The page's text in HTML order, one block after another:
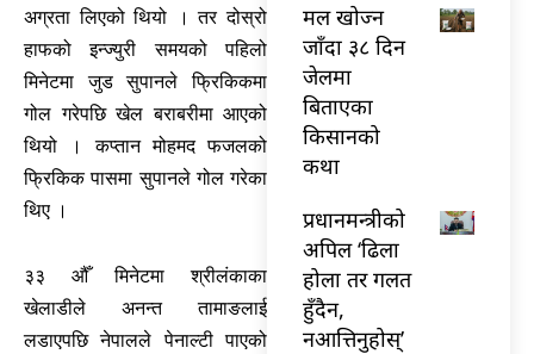
अग्रता लिएको थियो । तर दोस्रो
हाफको इन्ज्युरी समयको पहिलो
मिनेटमा जुड सुपानले फ्रिकिकमा
गोल गरेपछि खेल बराबरीमा आएको
थियो । कप्तान मोहमद फजलको
फ्रिकिक पासमा सुपानले गोल गरेका
थिए ।
३३ औँ मिनेटमा श्रीलंकाका
खेलाडीले अनन्त तामाङलाई
लडाएपछि नेपालले पेनाल्टी पाएको
मल खोज्न
जाँदा ३८ दिन
जेलमा
बिताएका
किसानको
कथा
प्रधानमन्त्रीको
अपिल ‘ढिला
होला तर गलत
हुँदैन,
नआत्तिनुहोस्’